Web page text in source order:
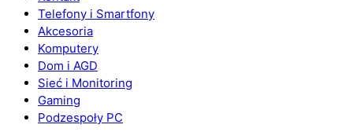
Telefony i Smartfony
Akcesoria
Komputery
Dom i AGD
Sieć i Monitoring
Gaming
Podzespoły PC